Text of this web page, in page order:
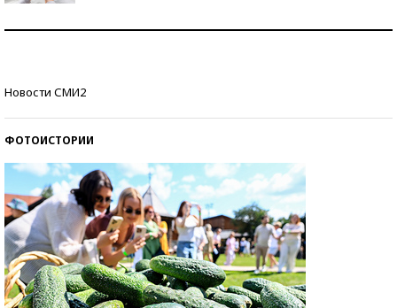
Новости СМИ2
ФОТОИСТОРИИ